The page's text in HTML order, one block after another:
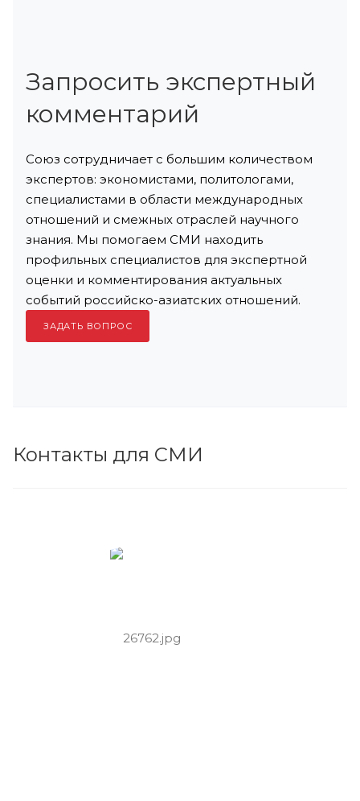
Запросить экспертный
комментарий
Союз сотрудничает с большим количеством
экспертов: экономистами, политологами,
специалистами в области международных
отношений и смежных отраслей научного
знания. Мы помогаем СМИ находить
профильных специалистов для экспертной
оценки и комментирования актуальных
событий российско-азиатских отношений.
ЗАДАТЬ ВОПРОС
Контакты для СМИ